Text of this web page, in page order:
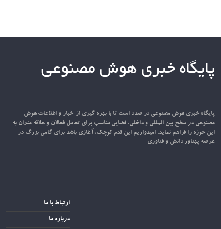
پایگاه خبری هوش مصنوعی
پایگاه خبری هوش مصنوعی در صدد است تا با بهره گیری از اخبار و اطلاعات هوش
مصنوعی در سطح بین المللی و داخلی، فضایی مناسب برای تعامل فعالان و علاقه مندان به
این حوزه را فراهم نماید. امیدواریم این قدم کوچک، آغازی باشد برای گامی بزرگ در
عرصه پهناور دانش و فناوری.
ارتباط با ما
درباره ما